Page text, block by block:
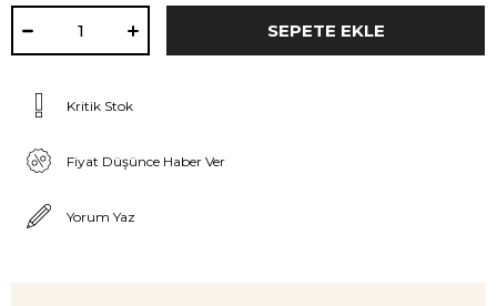
Kritik Stok
Fiyat Düşünce Haber Ver
Yorum Yaz